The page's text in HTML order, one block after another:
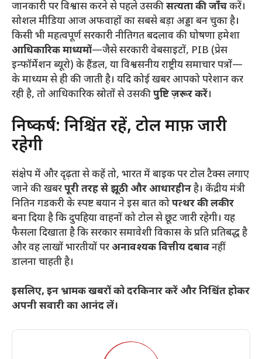
जानकारी पर विश्वास करने से पहले उसकीसत्यता की जाँचकरें।
सोशल मीडिया आज अफवाहों का सबसे बड़ा अड्डा बन चुका है।
किसी भी महत्वपूर्ण सरकारी नीतिगत बदलाव की घोषणा हमेशा
आधिकारिक माध्यमों—जैसे सरकारी वेबसाइटों, PIB (प्रेस
इन्फॉर्मेशन ब्यूरो) के हैंडल, या विश्वसनीय राष्ट्रीय समाचार पत्रों—
के माध्यम से ही की जाती है। यदि कोई खबर आपको परेशान कर
रही है, तो आधिकारिक स्रोतों से उसकीपुष्टि ज़रूर करें।
​निष्कर्ष: निश्चिंत रहें, टोल माफ़ी जारी
रहेगी
​संक्षेप में और दृढ़ता से कहें तो, भारत में बाइक पर टोल टैक्स लगाए
जाने की खबरपूरी तरह से झूठी और आधारहीनहै। केंद्रीय मंत्री
नितिन गडकरी के स्पष्ट बयान ने इस बात कोपत्थर की लकीर
बना दिया है कि दुपहिया वाहनों को टोल से छूट जारी रहेगी। यह
फैसला दिखाता है कि सरकार समावेशी विकास के प्रति प्रतिबद्ध है
और वह लाखों भारतीयों परअनावश्यक वित्तीय दबावनहीं
डालना चाहती है।
इसलिए, इन भ्रामक खबरों को दरकिनार करें और निश्चिंत होकर
अपनी सवारी का आनंद लें।